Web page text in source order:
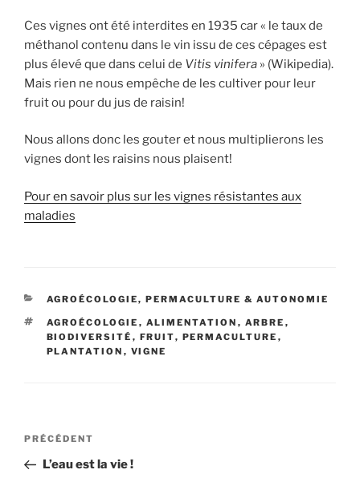
Ces vignes ont été interdites en 1935 car « le taux de
méthanol contenu dans le vin issu de ces cépages est
plus élevé que dans celui de Vitis vinifera » (Wikipedia).
Mais rien ne nous empêche de les cultiver pour leur
fruit ou pour du jus de raisin!
Nous allons donc les gouter et nous multiplierons les
vignes dont les raisins nous plaisent!
Pour en savoir plus sur les vignes résistantes aux
maladies
CATÉGORIES
AGROÉCOLOGIE, PERMACULTURE & AUTONOMIE
ÉTIQUETTES
AGROÉCOLOGIE , ALIMENTATION , ARBRE ,
BIODIVERSITÉ , FRUIT, PERMACULTURE ,
PLANTATION , VIGNE
Navigation
l’article
Article
précédent
PRÉCÉDENT
L’eau est la vie !